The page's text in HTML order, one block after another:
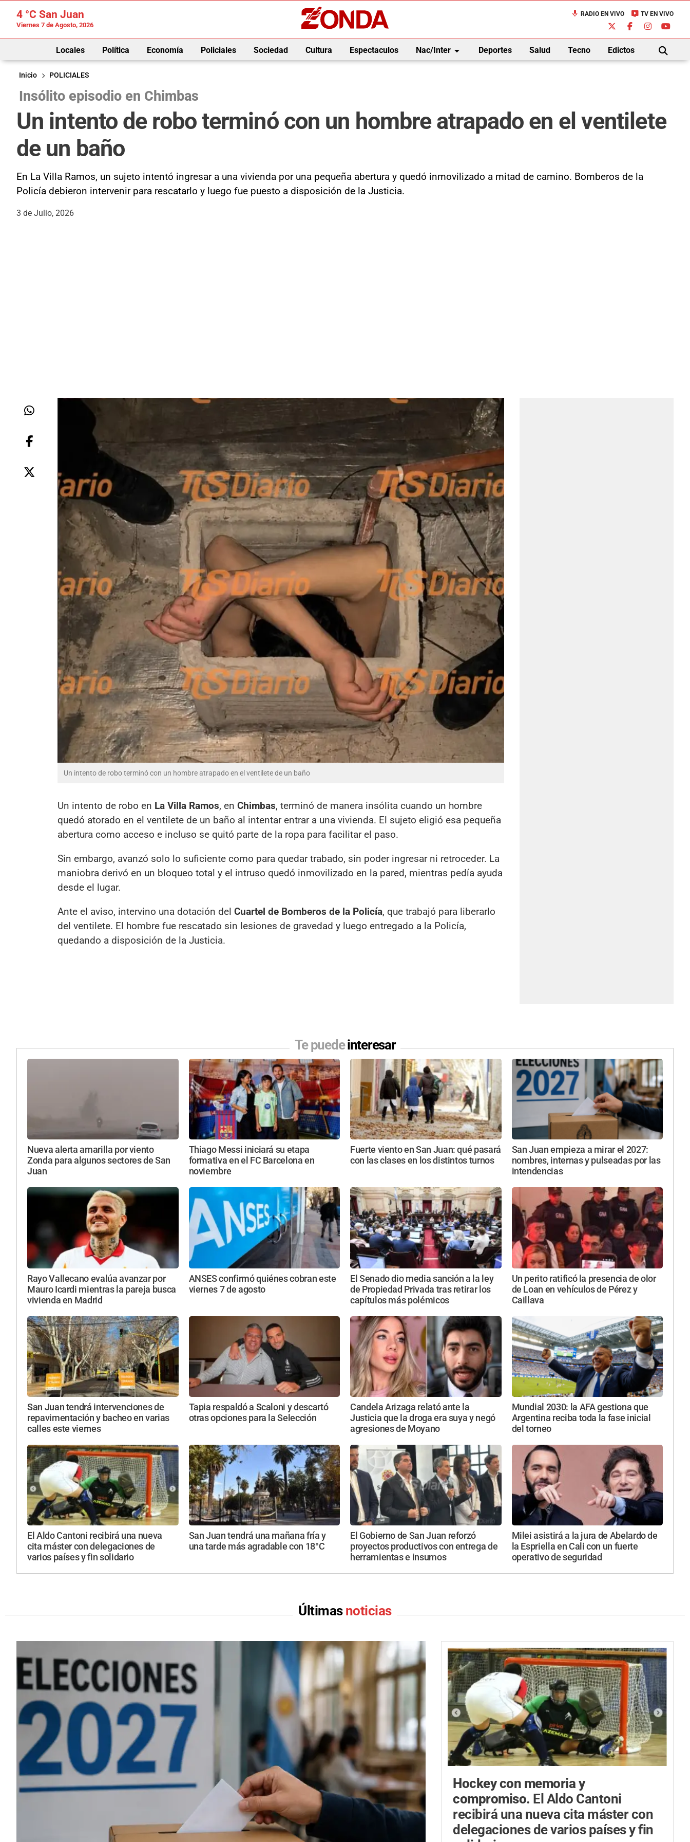
4 °C San Juan
Viernes 7 de Agosto, 2026
mic RADIO EN VIVO live_tv TV EN VIVO
Locales Política Economía Policiales Sociedad Cultura Espectaculos Nac/Interarrow_drop_down Deportes Salud Tecno Edictos
BUSCAR
Inicio
POLICIALES
Insólito episodio en Chimbas
Un intento de robo terminó con un hombre atrapado en el ventilete
de un baño
En La Villa Ramos, un sujeto intentó ingresar a una vivienda por una pequeña abertura y quedó inmovilizado a mitad de camino. Bomberos de la
Policía debieron intervenir para rescatarlo y luego fue puesto a disposición de la Justicia.
3 de Julio, 2026
Un intento de robo terminó con un hombre atrapado en el ventilete de un baño
Un intento de robo en La Villa Ramos, en Chimbas, terminó de manera insólita cuando un hombre
quedó atorado en el ventilete de un baño al intentar entrar a una vivienda. El sujeto eligió esa pequeña
abertura como acceso e incluso se quitó parte de la ropa para facilitar el paso.
Sin embargo, avanzó solo lo suficiente como para quedar trabado, sin poder ingresar ni retroceder. La
maniobra derivó en un bloqueo total y el intruso quedó inmovilizado en la pared, mientras pedía ayuda
desde el lugar.
Ante el aviso, intervino una dotación del Cuartel de Bomberos de la Policía, que trabajó para liberarlo
del ventilete. El hombre fue rescatado sin lesiones de gravedad y luego entregado a la Policía,
quedando a disposición de la Justicia.
Te puedeinteresar
Nueva alerta amarilla por viento
Zonda para algunos sectores de San
Juan
Thiago Messi iniciará su etapa
formativa en el FC Barcelona en
noviembre
Fuerte viento en San Juan: qué pasará
con las clases en los distintos turnos
San Juan empieza a mirar el 2027:
nombres, internas y pulseadas por las
intendencias
Rayo Vallecano evalúa avanzar por
Mauro Icardi mientras la pareja busca
vivienda en Madrid
ANSES confirmó quiénes cobran este
viernes 7 de agosto
El Senado dio media sanción a la ley
de Propiedad Privada tras retirar los
capítulos más polémicos
Un perito ratificó la presencia de olor
de Loan en vehículos de Pérez y
Caillava
San Juan tendrá intervenciones de
repavimentación y bacheo en varias
calles este viernes
Tapia respaldó a Scaloni y descartó
otras opciones para la Selección
Candela Arizaga relató ante la
Justicia que la droga era suya y negó
agresiones de Moyano
Mundial 2030: la AFA gestiona que
Argentina reciba toda la fase inicial
del torneo
El Aldo Cantoni recibirá una nueva
cita máster con delegaciones de
varios países y fin solidario
San Juan tendrá una mañana fría y
una tarde más agradable con 18°C
El Gobierno de San Juan reforzó
proyectos productivos con entrega de
herramientas e insumos
Milei asistirá a la jura de Abelardo de
la Espriella en Cali con un fuerte
operativo de seguridad
Últimas noticias
Hockey con memoria y
compromiso. El Aldo Cantoni
recibirá una nueva cita máster con
delegaciones de varios países y fin